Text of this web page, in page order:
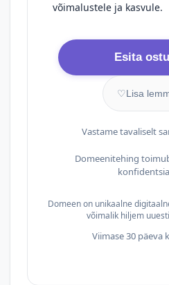
võimalustele ja kasvule.
Esita
♡Lisa
Vastame tavaliselt
Domeenitehing
Domeen on unikaalne
võimalik hiljem
Viimase 30 päeva